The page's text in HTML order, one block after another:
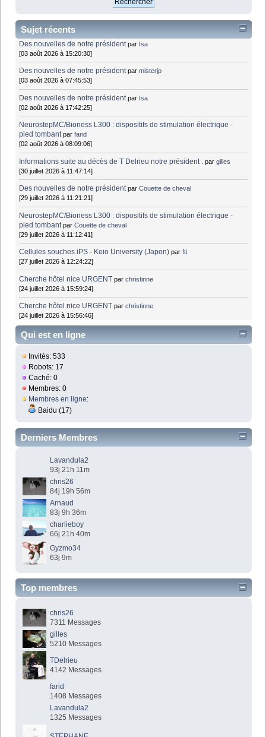
Sujet récents
Des nouvelles de notre président par Isa
[03 août 2026 à 15:20:30]
Des nouvelles de notre président parmisterjp
[03 août 2026 à 07:45:53]
Des nouvelles de notre président par Isa
[02 août 2026 à 17:42:25]
NeurostepMC/Bioness L300 : dispositifs de stimulation électrique -
pied tombant parfarid
[02 août 2026 à 08:09:06]
Informations suite au décès de T Delrieu notre président . pargilles
[30 juillet 2026 à 11:47:14]
Des nouvelles de notre président parCouette de cheval
[29 juillet 2026 à 11:21:21]
NeurostepMC/Bioness L300 : dispositifs de stimulation électrique -
pied tombant parCouette de cheval
[29 juillet 2026 à 11:12:41]
Cellules souches iPS - Keio University (Japon) parfti
[27 juillet 2026 à 12:24:22]
Cherche hôtel nice URGENT parchristinne
[24 juillet 2026 à 15:59:24]
Cherche hôtel nice URGENT parchristinne
[24 juillet 2026 à 15:56:46]
Qui est en ligne
Invités: 533
Robots: 17
Caché: 0
Membres: 0
Membres en ligne:
Baidu (17)
Derniers Membres
Lavandula2
93j 21h 11m
chris26
84j 19h 56m
Arnaud
83j 9h 36m
charlieboy
66j 21h 40m
Gyzmo34
63j 9m
Top membres
chris26
7311 Messages
gilles
5210 Messages
TDelrieu
4142 Messages
farid
1408 Messages
Lavandula2
1325 Messages